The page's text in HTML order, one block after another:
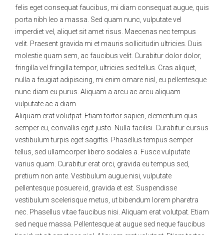
felis eget consequat faucibus, mi diam consequat augue, quis
porta nibh leo a massa. Sed quam nunc, vulputate vel
imperdiet vel, aliquet sit amet risus. Maecenas nec tempus
velit. Praesent gravida mi et mauris sollicitudin ultricies. Duis
molestie quam sem, ac faucibus velit. Curabitur dolor dolor,
fringilla vel fringilla tempor, ultricies sed tellus. Cras aliquet,
nulla a feugiat adipiscing, mi enim ornare nisl, eu pellentesque
nunc diam eu purus. Aliquam a arcu ac arcu aliquam
vulputate ac a diam.
Aliquam erat volutpat. Etiam tortor sapien, elementum quis
semper eu, convallis eget justo. Nulla facilisi. Curabitur cursus
vestibulum turpis eget sagittis. Phasellus tempus semper
tellus, sed ullamcorper libero sodales a. Fusce vulputate
varius quam. Curabitur erat orci, gravida eu tempus sed,
pretium non ante. Vestibulum augue nisi, vulputate
pellentesque posuere id, gravida et est. Suspendisse
vestibulum scelerisque metus, ut bibendum lorem pharetra
nec. Phasellus vitae faucibus nisi. Aliquam erat volutpat. Etiam
sed neque massa. Pellentesque at augue sed neque faucibus